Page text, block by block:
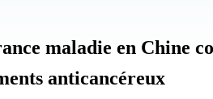
maladie en Chine
anticancéreux